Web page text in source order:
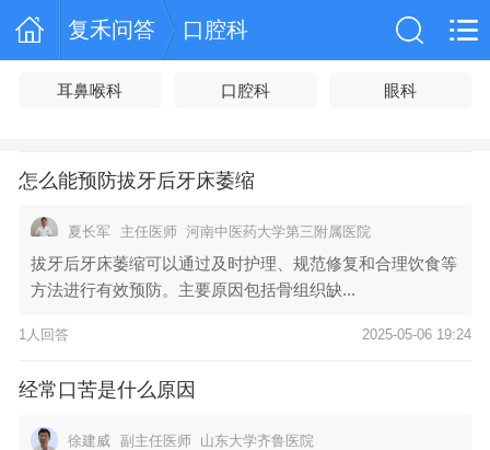
复禾问答 口腔科
耳鼻喉科 口腔科 眼科
怎么能预防拔牙后牙床萎缩
夏长军 主任医师 河南中医药大学第三附属医院
拔牙后牙床萎缩可以通过及时护理、规范修复和合理饮食等
方法进行有效预防。主要原因包括骨组织缺...
1人回答 2025-05-06 19:24
经常口苦是什么原因
徐建威 副主任医师 山东大学齐鲁医院